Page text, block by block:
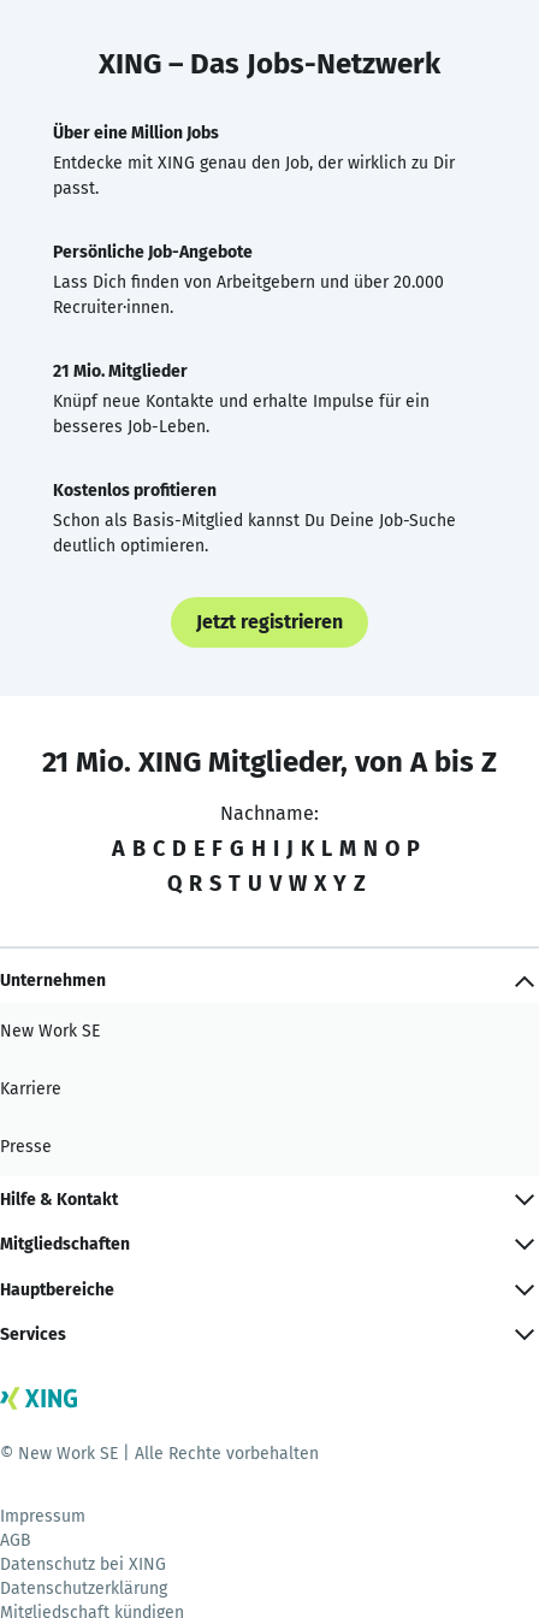
XING – Das Jobs-Netzwerk
Über eine Million Jobs
Entdecke mit XING genau den Job, der wirklich zu Dir
passt.
Persönliche Job-Angebote
Lass Dich finden von Arbeitgebern und über 20.000
Recruiter·innen.
21 Mio. Mitglieder
Knüpf neue Kontakte und erhalte Impulse für ein
besseres Job-Leben.
Kostenlos profitieren
Schon als Basis-Mitglied kannst Du Deine Job-Suche
deutlich optimieren.
Jetzt registrieren
21 Mio. XING Mitglieder, von A bis Z
Nachname:
A B C D E F G H I J K L M N O P
Q R S T U V W X Y Z
Unternehmen
New Work SE
Karriere
Presse
Hilfe & Kontakt
Mitgliedschaften
Hauptbereiche
Services
© New Work SE | Alle Rechte vorbehalten
Impressum
AGB
Datenschutz bei XING
Datenschutzerklärung
Mitgliedschaft kündigen